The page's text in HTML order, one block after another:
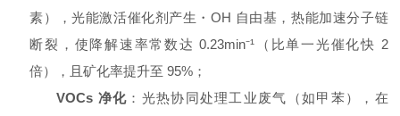
素），光能激活催化剂产生・OH 自由基，热能加速分子链
断裂，使降解速率常数达 0.23min⁻¹（比单一光催化快 2
倍），且矿化率提升至 95%；
VOCs 净化 ：光热协同处理工业废气（如甲苯），在